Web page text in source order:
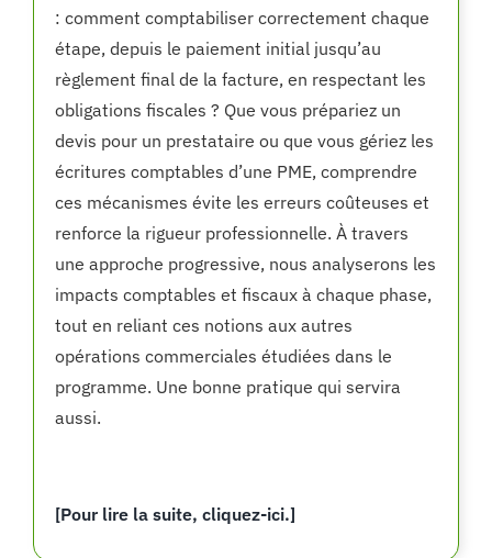
: comment comptabiliser correctement chaque
étape, depuis le paiement initial jusqu’au
règlement final de la facture, en respectant les
obligations fiscales ? Que vous prépariez un
devis pour un prestataire ou que vous gériez les
écritures comptables d’une PME, comprendre
ces mécanismes évite les erreurs coûteuses et
renforce la rigueur professionnelle. À travers
une approche progressive, nous analyserons les
impacts comptables et fiscaux à chaque phase,
tout en reliant ces notions aux autres
opérations commerciales étudiées dans le
programme. Une bonne pratique qui servira
aussi.
[Pour lire la suite, cliquez-ici.]